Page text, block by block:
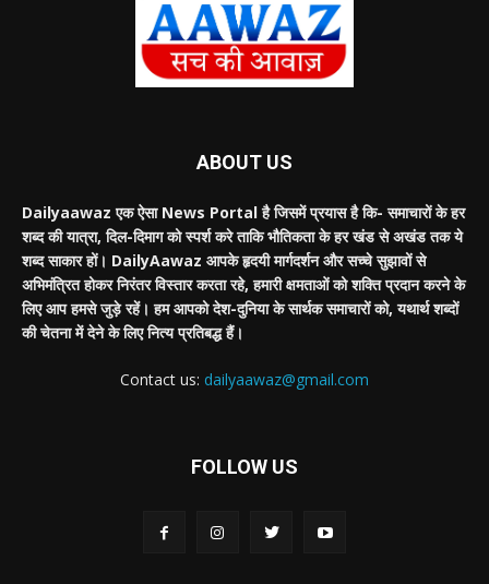
ABOUT US
Dailyaawaz एक ऐसा News Portal है जिसमें प्रयास है कि- समाचारों के हर
शब्द की यात्रा, दिल-दिमाग को स्पर्श करे ताकि भौतिकता के हर खंड से अखंड तक ये
शब्द साकार हों। DailyAawaz आपके हृदयी मार्गदर्शन और सच्चे सुझावों से
अभिमंत्रित होकर निरंतर विस्तार करता रहे, हमारी क्षमताओं को शक्ति प्रदान करने के
लिए आप हमसे जुड़े रहें। हम आपको देश-दुनिया के सार्थक समाचारों को, यथार्थ शब्दों
की चेतना में देने के लिए नित्य प्रतिबद्ध हैं।
Contact us: dailyaawaz@gmail.com
FOLLOW US